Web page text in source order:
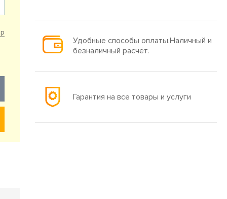
Удобные способы оплаты.Наличный и
безналичный расчёт.
Гарантия на все товары и услуги